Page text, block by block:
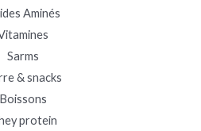
Aminés
Sarms
& snacks
Boissons
protein